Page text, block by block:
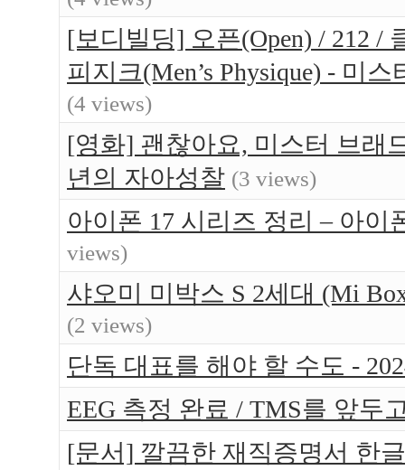
[보디빌딩] 오픈(Open) / 212 /
피지크(Men’s Physique) - 미
(4 views)
[영화] 괜찮아요, 미스터 브래
년의 자아성찰 (3 views)
아이폰 17 시리즈 정리 – 아이
views)
샤오미 미박스 S 2세대 (Mi
(2 views)
단독 대표를 해야 할 수도 -
EEG 측정 완료 / TMS를 앞두
[문서] 깔끔한 재직증명서 한